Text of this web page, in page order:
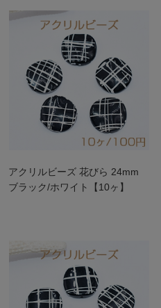
アクリルビーズ 花びら 24mm
ブラック/ホワイト【10ヶ】